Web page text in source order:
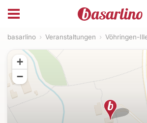
basarlino › Veranstaltungen › Vöhringen-
+
−